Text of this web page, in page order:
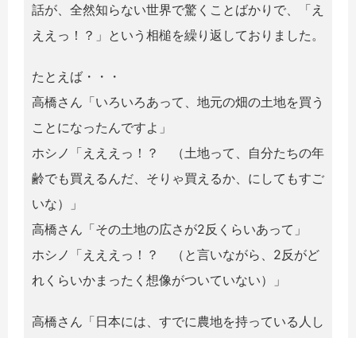
話が、全然知らない世界で驚くことばかりで、「え
ええっ！？」という相槌を繰り返しておりました。
たとえば・・・
高橋さん「いろいろあって、地元の畑の土地を買う
ことになったんですよ」
ホシノ「えええっ！？ （土地って、自分たちの年
齢でも買えるんだ、そりゃ買えるか、にしてもすご
いな）」
高橋さん「その土地の広さが2反くらいあって」
ホシノ「えええっ！？ （と言いながら、2反がど
れくらいかまったく想像がついていない）」
高橋さん「日本には、すでに農地を持っている人し